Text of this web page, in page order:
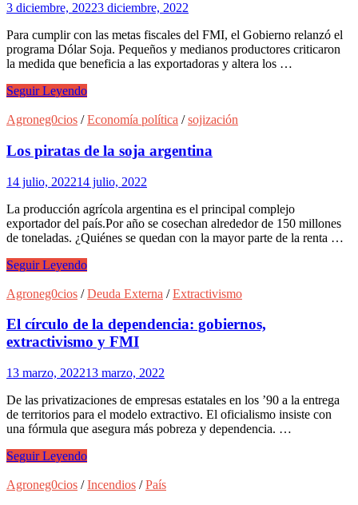
qué
es
una
amenaza
a
la
soberanía
alimentaria?
3 diciembre, 20223 diciembre, 2022
Para cumplir con las metas fiscales del FMI, el Gobierno relanzó el
programa Dólar Soja. Pequeños y medianos productores criticaron
la medida que beneficia a las exportadoras y altera los …
“El
soja
que
el
Gobierno
piensa
el
campo
con
patronales”
Seguir Leyendo
Agroneg0cios /Economía política /sojización
Los piratas de la soja argentina
14 julio, 202214 julio, 2022
La producción agrícola argentina es el principal complejo
exportador del país.Por año se cosechan alrededor de 150 millones
de toneladas. ¿Quiénes se quedan con la mayor parte de la renta …
Los
de
soja
argentina
Seguir Leyendo
Agroneg0cios /Deuda Externa /Extractivismo
El círculo de la dependencia: gobiernos,
extractivismo y FMI
13 marzo, 202213 marzo, 2022
De las privatizaciones de empresas estatales en los ’90 a la entrega
de territorios para el modelo extractivo. El oficialismo insiste con
una fórmula que asegura más pobreza y dependencia. …
El
de
Seguir Leyendo
Agroneg0cios /Incendios /País